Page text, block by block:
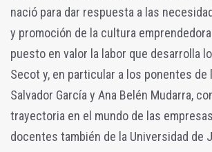
nació para dar respuesta a las
y promoción de la cultura
puesto en valor la labor que desarrolla
Secot y, en particular a los ponentes de
Salvador García y Ana Belén Mudarra,
trayectoria en el mundo de las
docentes también de la Universidad de